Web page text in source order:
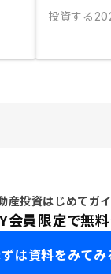
投資する
産投資はじめてガ
会員限定で無料
ずは資料をみてみ